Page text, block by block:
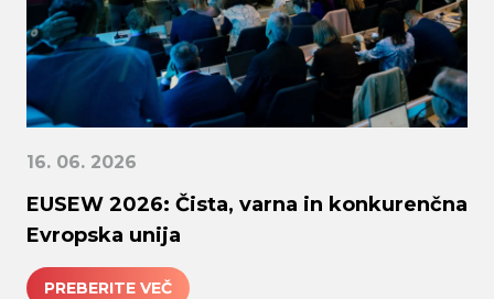
16. 06. 2026
EUSEW 2026: Čista, varna in konkurenčna
Evropska unija
PREBERITE VEČ